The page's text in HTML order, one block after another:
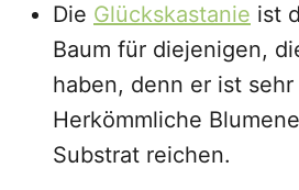
Die Glückskastanie ist
Baum für diejenigen,
haben, denn er ist
Herkömmliche
Substrat reichen.